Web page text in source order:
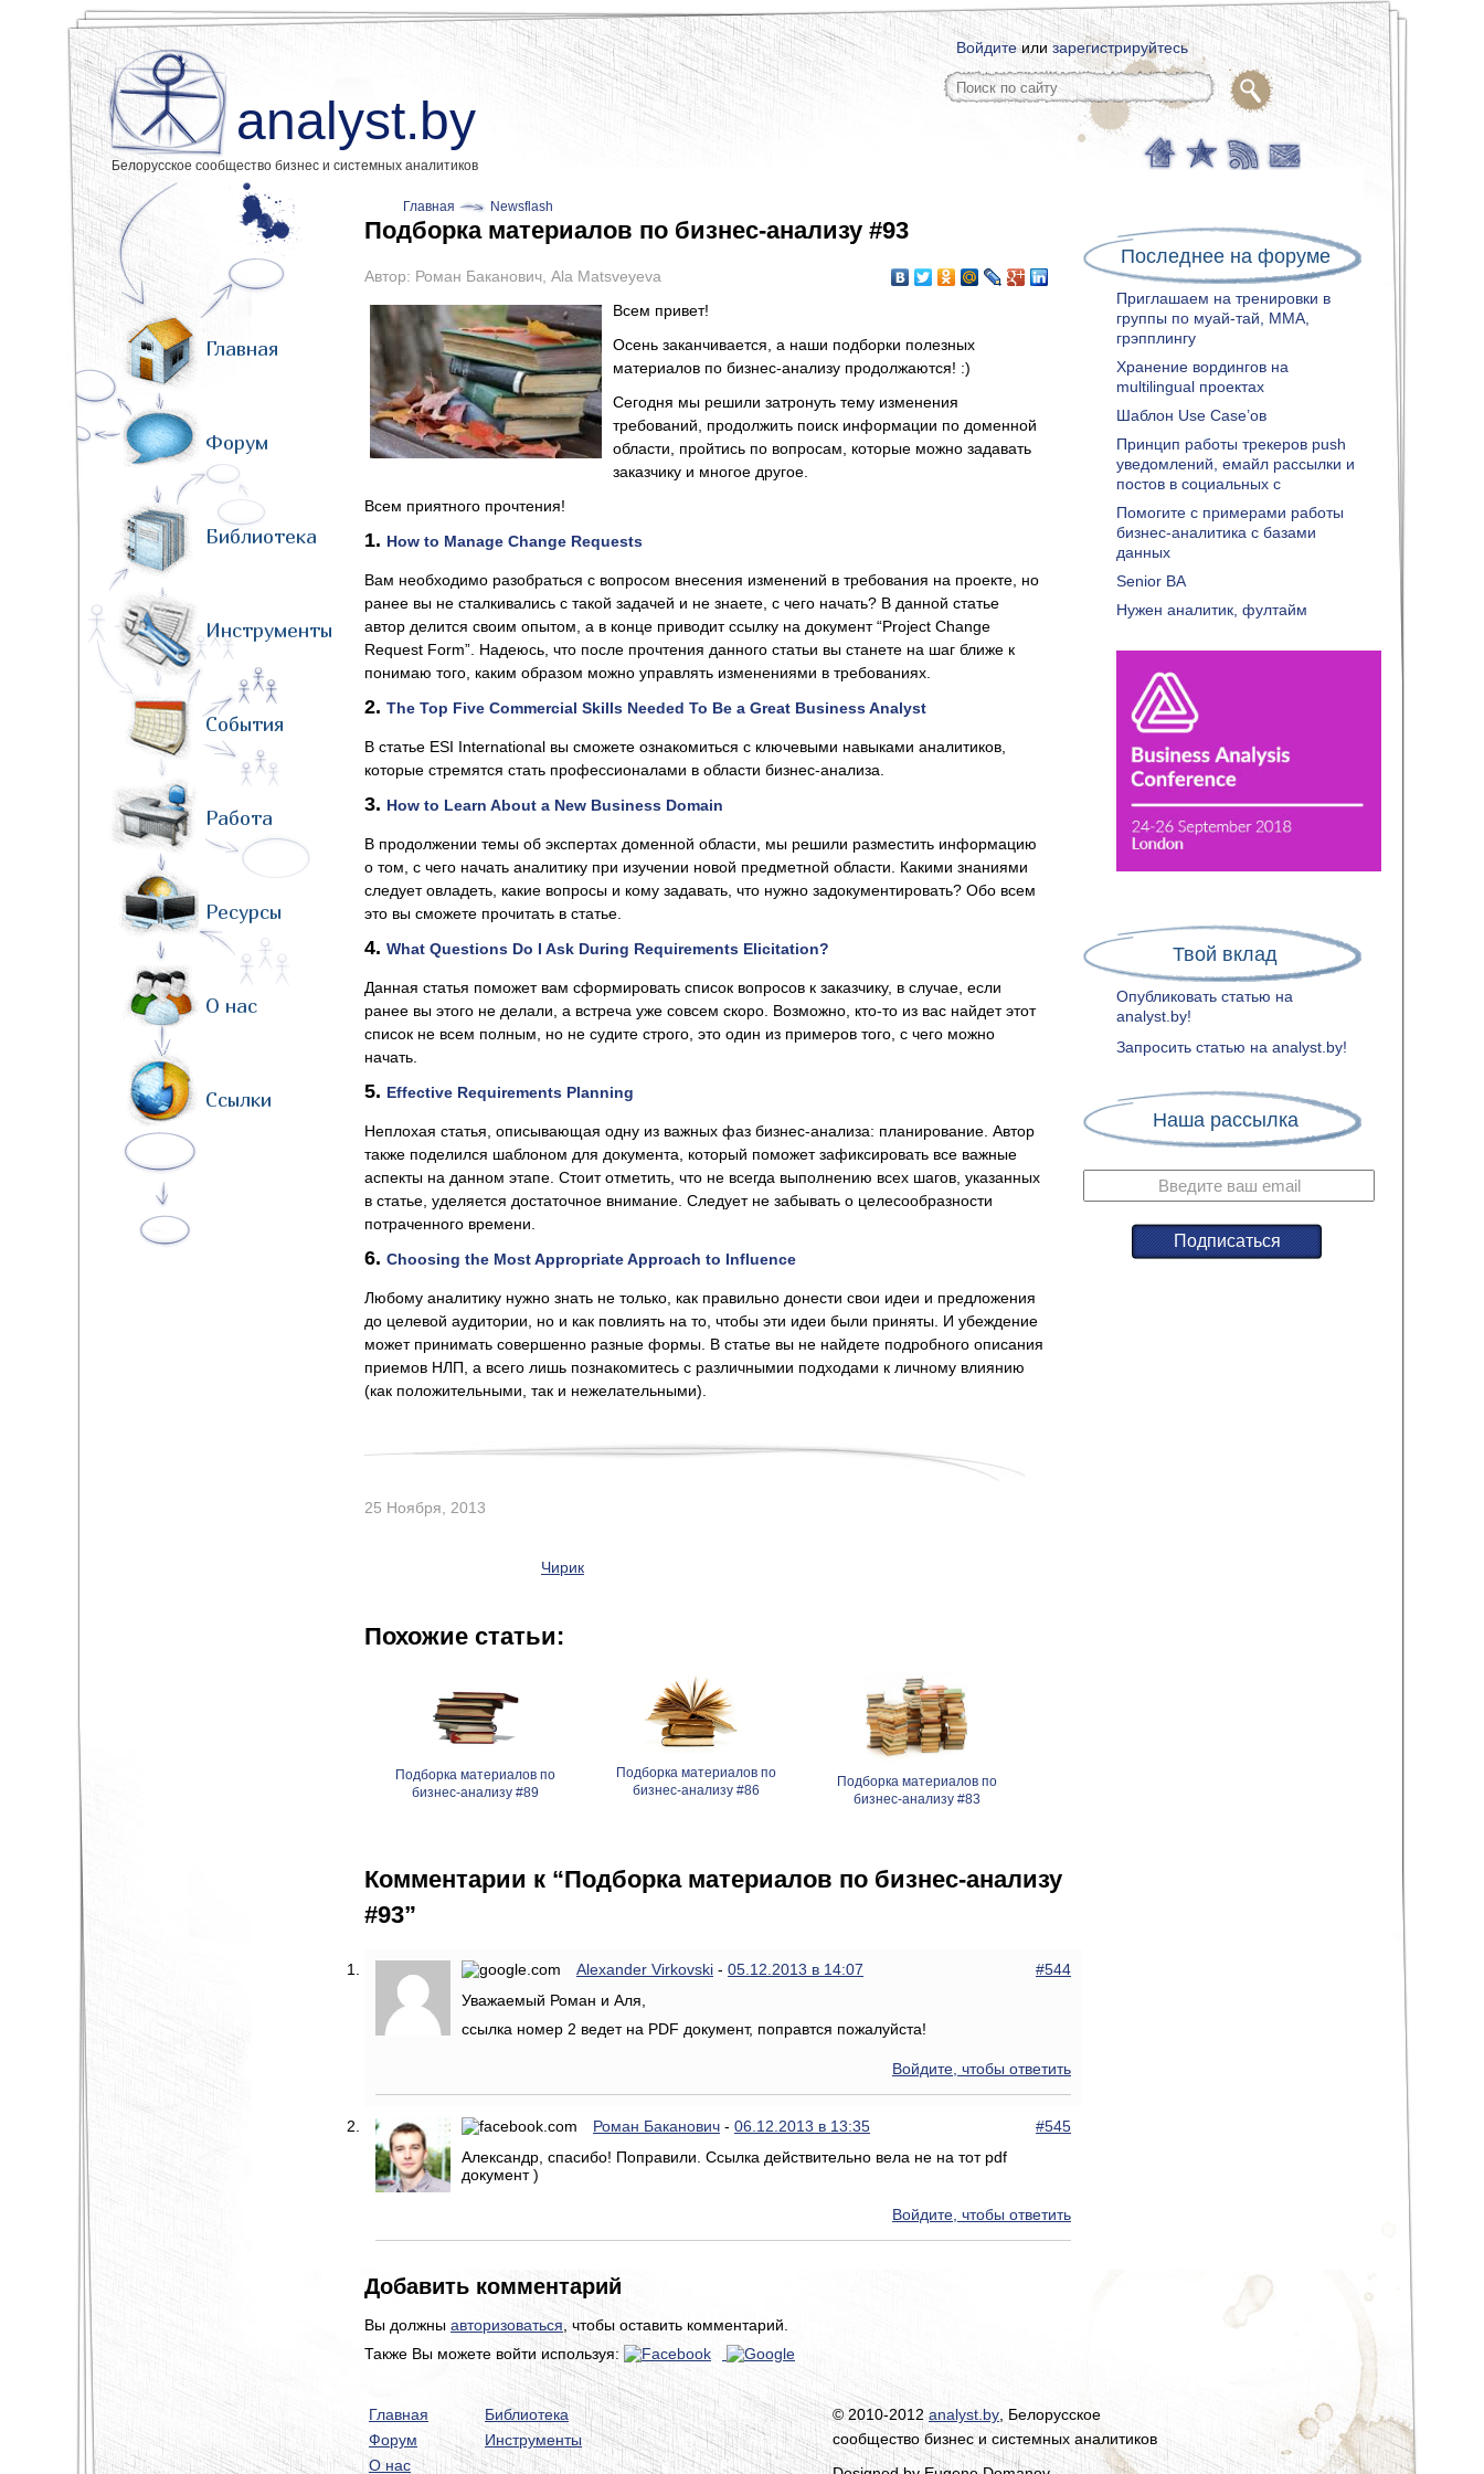
analyst.by
Белорусское сообщество бизнес и системных аналитиков
Войдитеилизарегистрируйтесь
Главная
Форум
Библиотека
Инструменты
События
Работа
Ресурсы
О нас
Ссылки
Главная Newsflash
Подборка материалов по бизнес-анализу #93
Автор: Роман Баканович Ala Matsveyeva
Всем привет!
Осень заканчивается, а наши подборки полезных
материалов по бизнес-анализу продолжаются! :)
Сегодня мы решили затронуть тему изменения
требований, продолжить поиск информации по доменной
области, пройтись по вопросам, которые можно задавать
заказчику и многое другое.
Всем приятного прочтения!
1. How to Manage Change Requests
Вам необходимо разобраться с вопросом внесения изменений в требования на проекте, но
ранее вы не сталкивались с такой задачей и не знаете, с чего начать? В данной статье
автор делится своим опытом, а в конце приводит ссылку на документ “Project Change
Request Form”. Надеюсь, что после прочтения данного статьи вы станете на шаг ближе к
понимаю того, каким образом можно управлять изменениями в требованиях.
2. The Top Five Commercial Skills Needed To Be a Great Business Analyst
В статье ESI International вы сможете ознакомиться с ключевыми навыками аналитиков,
которые стремятся стать профессионалами в области бизнес-анализа.
3. How to Learn About a New Business Domain
В продолжении темы об экспертах доменной области, мы решили разместить информацию
о том, с чего начать аналитику при изучении новой предметной области. Какими знаниями
следует овладеть, какие вопросы и кому задавать, что нужно задокументировать? Обо всем
это вы сможете прочитать в статье.
4. What Questions Do I Ask During Requirements Elicitation?
Данная статья поможет вам сформировать список вопросов к заказчику, в случае, если
ранее вы этого не делали, а встреча уже совсем скоро. Возможно, кто-то из вас найдет этот
список не всем полным, но не судите строго, это один из примеров того, с чего можно
начать.
5. Effective Requirements Planning
Неплохая статья, описывающая одну из важных фаз бизнес-анализа: планирование. Автор
также поделился шаблоном для документа, который поможет зафиксировать все важные
аспекты на данном этапе. Стоит отметить, что не всегда выполнению всех шагов, указанных
в статье, уделяется достаточное внимание. Следует не забывать о целесообразности
потраченного времени.
6. Choosing the Most Appropriate Approach to Influence
Любому аналитику нужно знать не только, как правильно донести свои идеи и предложения
до целевой аудитории, но и как повлиять на то, чтобы эти идеи были приняты. И убеждение
может принимать совершенно разные формы. В статье вы не найдете подробного описания
приемов НЛП, а всего лишь познакомитесь с различнымии подходами к личному влиянию
(как положительными, так и нежелательными).
25 Ноября, 2013
Чирик
Похожие статьи:
Подборка материалов по
бизнес-анализу #89
Подборка материалов по
бизнес-анализу #86
Подборка материалов по
бизнес-анализу #83
Комментарии к “Подборка материалов по бизнес-анализу
#93”
Alexander Virkovski - 05.12.2013 в 14:07
#544
Уважаемый Роман и Аля,
ссылка номер 2 ведет на PDF документ, поправтся пожалуйста!
Войдите, чтобы ответить
Роман Баканович - 06.12.2013 в 13:35
#545
Александр, спасибо! Поправили. Ссылка действительно вела не на тот pdf
документ )
Войдите, чтобы ответить
Добавить комментарий
Вы должны авторизоваться , чтобы оставить комментарий.
Также Вы можете войти используя:
Последнее на форуме
Приглашаем на тренировки в
группы по муай-тай, ММА,
грэпплингу
Хранение вордингов на
multilingual проектах
Шаблон Use Case’ов
Принцип работы трекеров push
уведомлений, емайл рассылки и
постов в социальных с
Помогите с примерами работы
бизнес-аналитика с базами
данных
Senior BA
Нужен аналитик, фултайм
Твой вклад
Опубликовать статью на
analyst.by!
Запросить статью на analyst.by!
Наша рассылка
Главная
Библиотека
Форум
Инструменты
О нас
© 2010-2012 analyst.by , Белорусское
сообщество бизнес и системных аналитиков